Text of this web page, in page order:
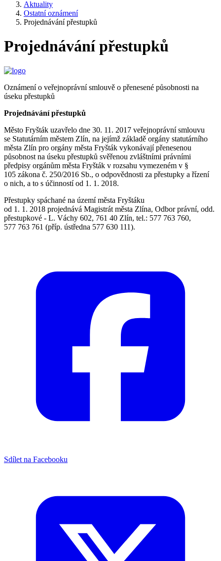
Aktuality
Ostatní oznámení
Projednávání přestupků
Projednávání přestupků
Oznámení o veřejnoprávní smlouvě o přenesené působnosti na
úseku přestupků
Projednávání přestupků
Město Fryšták uzavřelo dne 30. 11. 2017 veřejnoprávní smlouvu
se Statutárním městem Zlín, na jejímž základě orgány statutárního
města Zlín pro orgány města Fryšták vykonávají přenesenou
působnost na úseku přestupků svěřenou zvláštními právními
předpisy orgánům města Fryšták v rozsahu vymezeném v §
105 zákona č. 250/2016 Sb., o odpovědnosti za přestupky a řízení
o nich, a to s účinností od 1. 1. 2018.
Přestupky spáchané na území města Fryštáku
od 1. 1. 2018 projednává Magistrát města Zlína, Odbor právní, odd.
přestupkové - L. Váchy 602, 761 40 Zlín, tel.: 577 763 760,
577 763 761 (příp. ústředna 577 630 111).
Sdílet na Facebooku